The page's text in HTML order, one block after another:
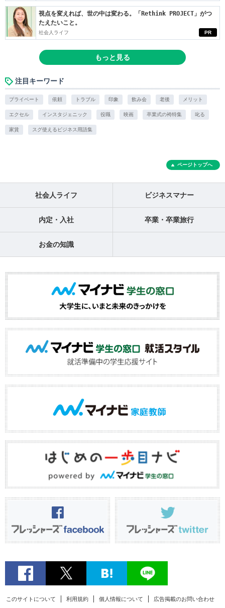
PR
視点を変えれば、世の中は変わる。「Rethink PROJECT」がつ
たえたいこと。
社会人ライフ
もっと見る
注目キーワード
プライベート 依頼 トラブル 印象 飲み会 老後 メリット
エクセル インスタジェニック 役職 映画 卒業式の袴特集 叱る
家賃 スグ使えるビジネス用語集
ページトップへ
社会人ライフ ビジネスマナー
内定・入社 卒業・卒業旅行
お金の知識
このサイトについて 利用規約 個人情報について 広告掲載のお問い合わせ